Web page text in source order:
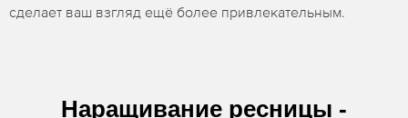
сделает ваш взгляд ещё более привлекательным.
Наращивание ресницы -